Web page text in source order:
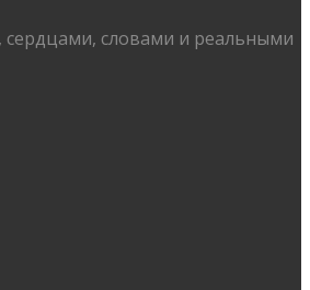
словами и реальными